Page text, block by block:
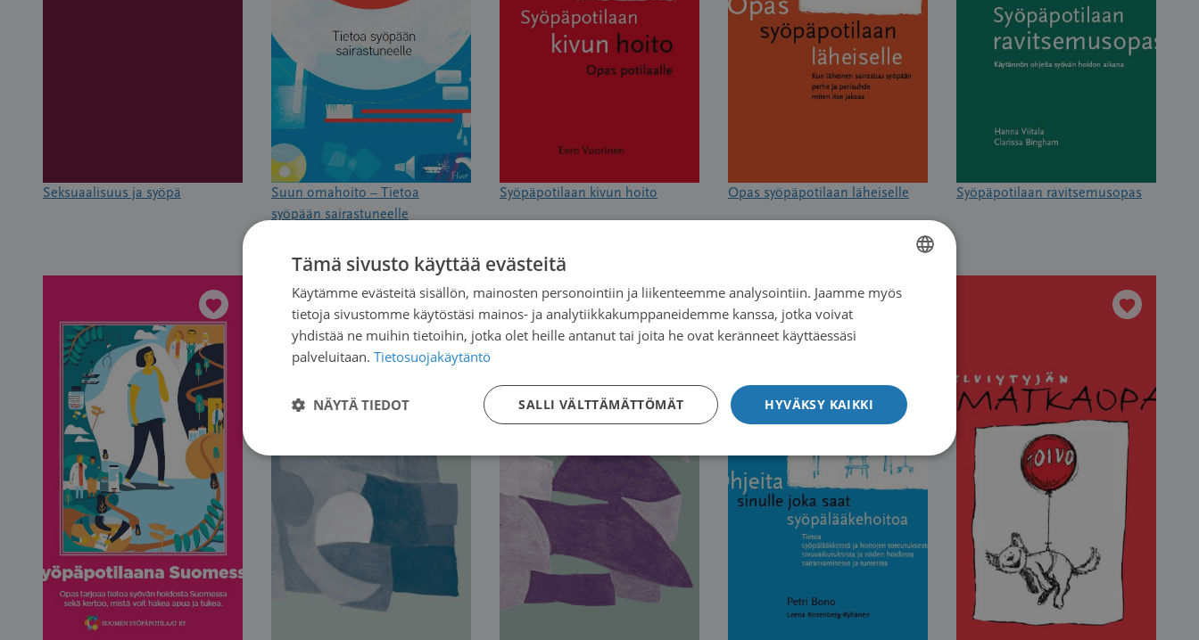
Seksuaalisuus ja syöpä
Suun omahoito – Tietoa
syöpään sairastuneelle
Syöpäpotilaan kivun hoito Opas syöpäpotilaan läheiselle Syöpäpotilaan ravitsemusopas
FINNISH
Tämä sivusto käyttää evästeitä
Käytämme evästeitä sisällön, mainosten personointiin ja liikenteemme analysointiin. Jaamme myös
tietoja sivustomme käytöstäsi mainos- ja analytiikkakumppaneidemme kanssa, jotka voivat
yhdistää ne muihin tietoihin, jotka olet heille antanut tai joita he ovat keränneet käyttäessäsi
palveluitaan. Tietosuojakäytäntö
HYVÄKSY KAIKKI
SALLI VÄLTTÄMÄTTÖMÄT
NÄYTÄ TIEDOT